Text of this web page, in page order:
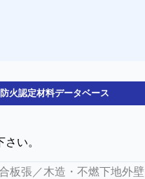
防火認定材料データベース
い。
板張／木造・不燃下地外壁